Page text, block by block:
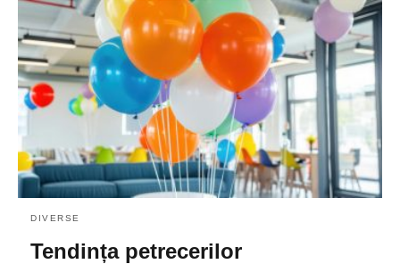
DIVERSE
Tendința petrecerilor